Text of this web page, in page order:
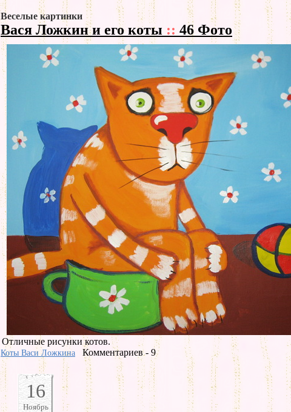
Веселые картинки
Вася Ложкин и его коты :: 46 Фото
Отличные рисунки котов.
Коты Васи Ложкина Комментариев - 9
16
Ноябрь